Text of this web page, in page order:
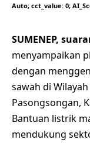
Auto; cct_value: 0;
SUMENEP,
menyampaikan
dengan
sawah di
Pasongsongan,
Bantuan listrik
mendukung